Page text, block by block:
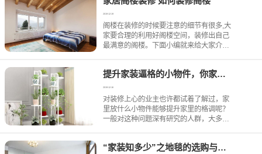
么睡觉啊，其实大家定制一套榻榻米就比
床要强几倍。卧室别再傻傻
2019-12-19
阁楼在装修的时候要注意的细节有很多,大
家要合理的利用好阁楼空间，装修出自己
最满意的阁楼。下面小编就来给大家介绍
构，比如做吊顶时，不一定要用整块石膏
板，可以把石膏板钻孔或切
提升家装逼格的小物件，你家有几样？
2019-12-16
对装修上心的业主也许都试着了解过，家
里放什么小物件能够提升家里的格调呢？
一般对这种问题深有研究的人群，大多都
家，这无疑是一种对生活热爱的体现。今
“家装知多少”之地毯的选购与注意事项